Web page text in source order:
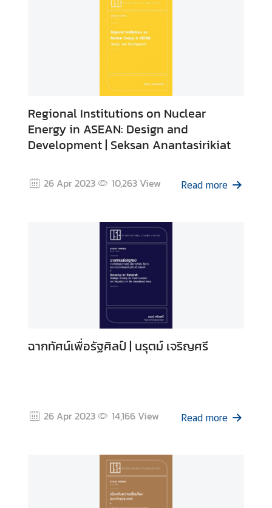
Regional Institutions on Nuclear
Energy in ASEAN: Design and
Development | Seksan Anantasirikiat
26 Apr 2023 10,263View Read more
ฉากทัศน์เพื่อรัฐศิลป์ | นรุตม์ เจริญศรี
26 Apr 2023 14,166View Read more